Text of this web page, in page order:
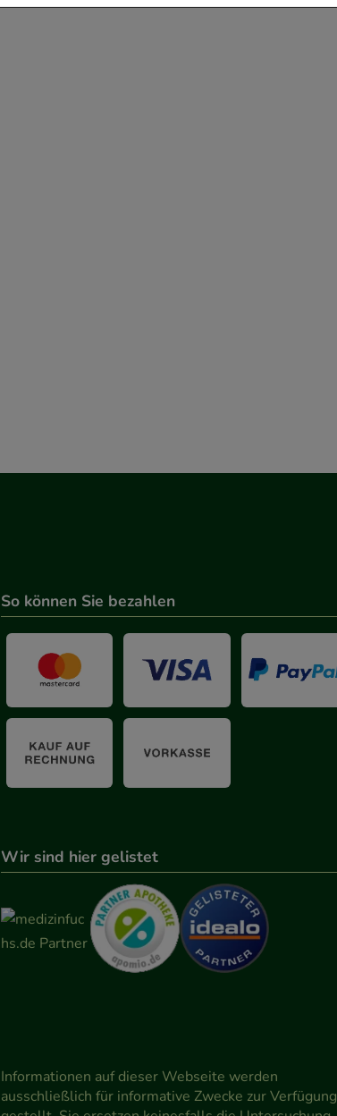
So können Sie bezahlen
Wir sind hier gelistet
Informationen auf dieser Webseite werden
ausschließlich für informative Zwecke zur Verfügung